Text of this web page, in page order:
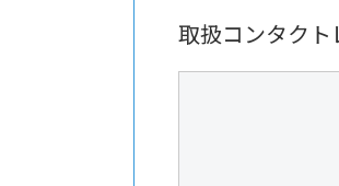
取扱コンタクト